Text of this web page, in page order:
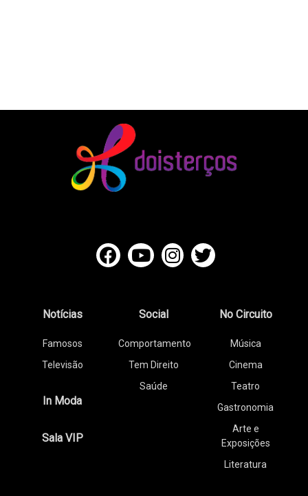
Notícias
Famosos
Televisão
In Moda
Sala VIP
Social
Comportamento
Tem Direito
Saúde
No Circuito
Música
Cinema
Teatro
Gastronomia
Arte e
Exposições
Literatura